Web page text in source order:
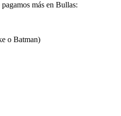
más en Bullas:
o Batman)